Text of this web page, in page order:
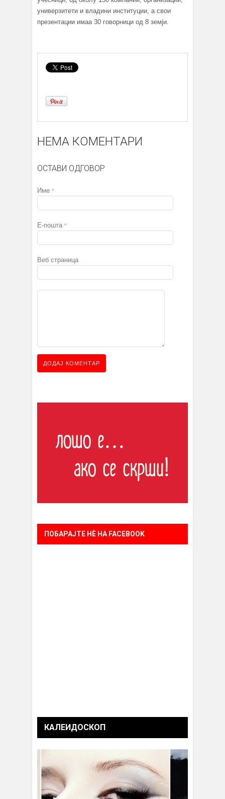
универзитети и владини институции, а свои
презентации имаа 30 говорници од 8 земји.
НЕМА КОМЕНТАРИ
ОСТАВИ ОДГОВОР
Име *
Е-пошта *
Веб страница
ПОБАРАЈТЕ НÈ НА FACEBOOK
КАЛЕИДОСКОП